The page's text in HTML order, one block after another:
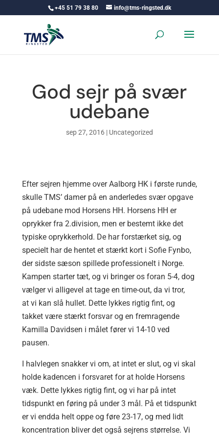
+45 51 79 38 80 info@tms-ringsted.dk
God sejr på svær
udebane
sep 27, 2016| Uncategorized
Efter sejren hjemme over Aalborg HK i første runde,
skulle TMS’ damer på en anderledes svær opgave
på udebane mod Horsens HH. Horsens HH er
oprykker fra 2.division, men er bestemt ikke det
typiske oprykkerhold. De har forstærket sig, og
specielt har de hentet et stærkt kort i Sofie Fynbo,
der sidste sæson spillede professionelt i Norge.
Kampen starter tæt, og vi bringer os foran 5-4, dog
vælger vi alligevel at tage en time-out, da vi tror,
at vi kan slå hullet. Dette lykkes rigtig fint, og
takket være stærkt forsvar og en fremragende
Kamilla Davidsen i målet fører vi 14-10 ved
pausen.
I halvlegen snakker vi om, at intet er slut, og vi skal
holde kadencen i forsvaret for at holde Horsens
væk. Dette lykkes rigtig fint, og vi har på intet
tidspunkt en føring på under 3 mål. På et tidspunkt
er vi endda helt oppe og føre 23-17, og med lidt
koncentration bliver det også sejrens størrelse. Vi